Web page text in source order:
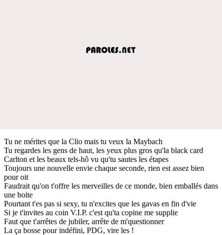
Tu ne mérites que la Clio mais tu veux la Maybach
Tu regardes les gens de haut, les yeux plus gros qu'la black card
Carlton et les beaux tels-hô vu qu'tu sautes les étapes
Toujours une nouvelle envie chaque seconde, rien est assez bien
pour oit
Faudrait qu'on t'offre les merveilles de ce monde, bien emballés dans
une boite
Pourtant t'es pas si sexy, tu n'excites que les gavas en fin d'vie
Si je t'invites au coin V.I.P. c'est qu'ta copine me supplie
Faut que t'arrêtes de jubiler, arrête de m'questionner
La ça bosse pour indéfini, PDG, vire les !